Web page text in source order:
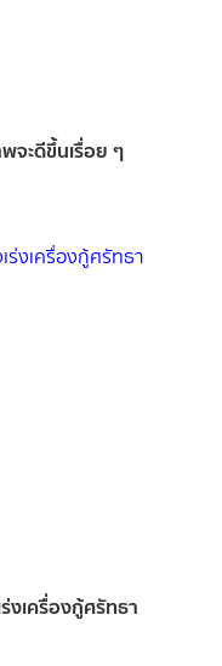
จะดีขึ้นเรื่อย ๆ
งเครื่องกู้ศรัทธา